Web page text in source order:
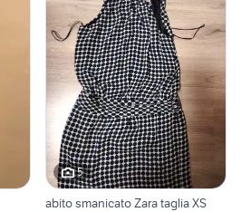
5
abito smanicato Zara taglia XS